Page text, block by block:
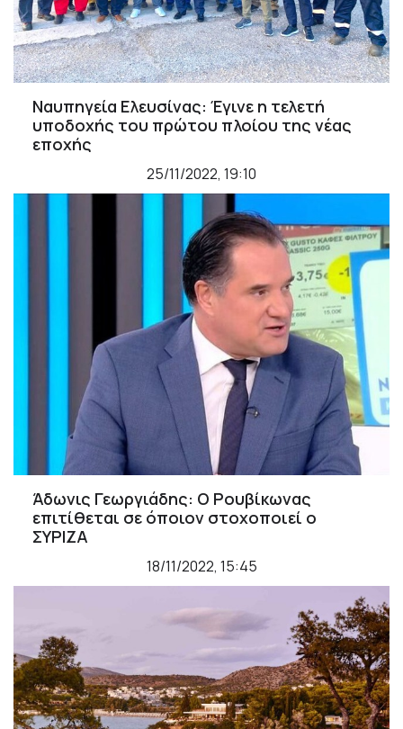
Ναυπηγεία Ελευσίνας: Έγινε η τελετή
υποδοχής του πρώτου πλοίου της νέας
εποχής
25/11/2022, 19:10
Άδωνις Γεωργιάδης: Ο Ρουβίκωνας
επιτίθεται σε όποιον στοχοποιεί ο
ΣΥΡΙΖΑ
18/11/2022, 15:45